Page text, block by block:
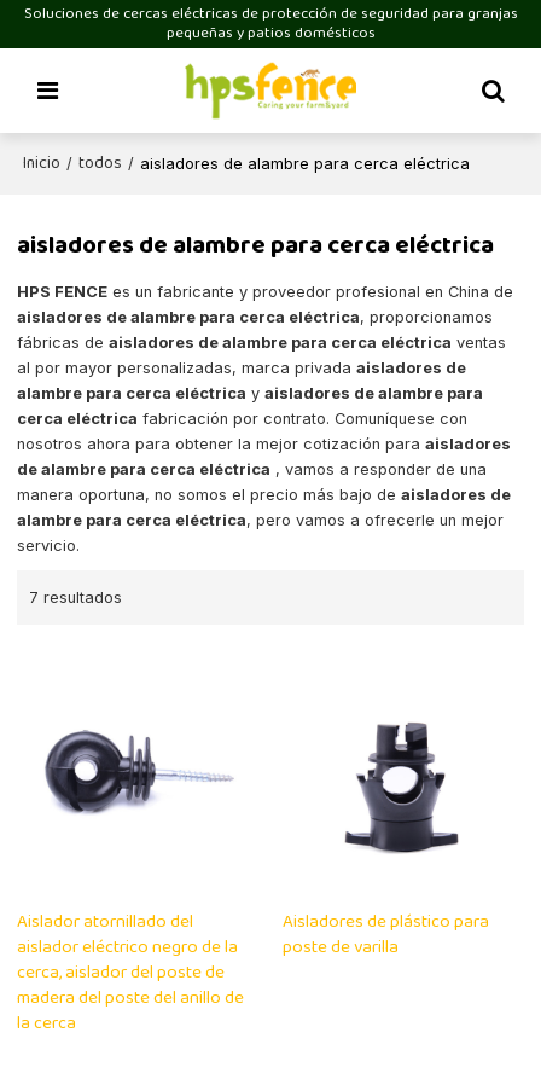
Soluciones de cercas eléctricas de protección de seguridad para granjas
pequeñas y patios domésticos
Inicio / todos / aisladores de alambre para cerca eléctrica
aisladores de alambre para cerca eléctrica
HPS FENCE es un fabricante y proveedor profesional en China de
aisladores de alambre para cerca eléctrica, proporcionamos
fábricas deaisladores de alambre para cerca eléctrica ventas
al por mayor personalizadas, marca privadaaisladores de
alambre para cerca eléctrica yaisladores de alambre para
cerca eléctrica fabricación por contrato. Comuníquese con
nosotros ahora para obtener la mejor cotización paraaisladores
de alambre para cerca eléctrica , vamos a responder de una
manera oportuna, no somos el precio más bajo deaisladores de
alambre para cerca eléctrica, pero vamos a ofrecerle un mejor
servicio.
7 resultados
Aislador atornillado del
aislador eléctrico negro de la
cerca, aislador del poste de
madera del poste del anillo de
la cerca
Aisladores de plástico para
poste de varilla